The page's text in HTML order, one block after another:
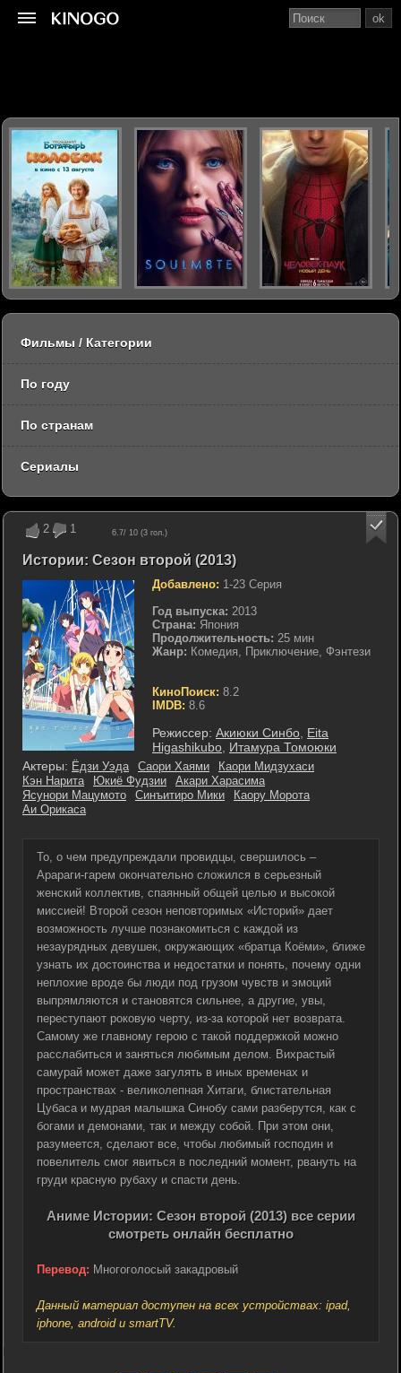
2 1 6.7/ 10 (3 гол.)
Истории: Сезон второй (2013)
Добавлено: 1-23 Серия
Год выпуска: 2013
Страна: Япония
Продолжительность: 25 мин
Жанр: Комедия, Приключение, Фэнтези
КиноПоиск: 8.2
IMDB: 8.6
Режиссер: Акиюки Синбо Eita
Higashikubo Итамура Томоюки
Актеры: Ёдзи Уэда Саори Хаями
Каори Мидзухаси
Кэн Нарита
Юкиё Фудзии
Акари Харасима
Ясунори Мацумото
Синъитиро Мики
Каору Морота
Аи Орикаса
То, о чем предупреждали провидцы, свершилось –
Арараги-гарем окончательно сложился в серьезный
женский коллектив, спаянный общей целью и высокой
миссией! Второй сезон неповторимых «Историй» дает
возможность лучше познакомиться с каждой из
незаурядных девушек, окружающих «братца Коёми», ближе
узнать их достоинства и недостатки и понять, почему одни
неплохие вроде бы люди под грузом чувств и эмоций
выпрямляются и становятся сильнее, а другие, увы,
переступают роковую черту, из-за которой нет возврата.
Самому же главному герою с такой поддержкой можно
расслабиться и заняться любимым делом. Вихрастый
самурай может даже загулять в иных временах и
пространствах - великолепная Хитаги, блистательная
Цубаса и мудрая малышка Синобу сами разберутся, как с
богами и демонами, так и между собой. При этом они,
разумеется, сделают все, чтобы любимый господин и
повелитель смог явиться в последний момент, рвануть на
груди красную рубаху и спасти день.
Аниме Истории: Сезон второй (2013) все серии
смотреть онлайн бесплатно
Перевод: Многоголосый закадровый
Данный материал доступен на всех устройствах: ipad,
iphone, android и smartTV.
ok
Фильмы / Категории
По году
По странам
Сериалы